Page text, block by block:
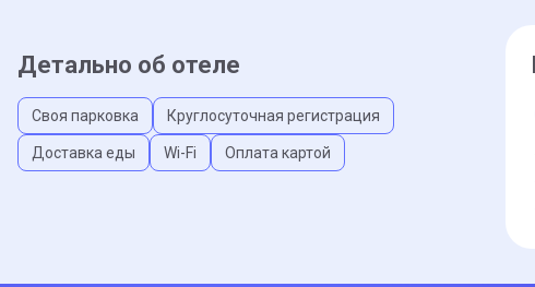
Детально об отеле
Своя парковка Круглосуточная регистрация
Доставка еды Wi-Fi Оплата картой